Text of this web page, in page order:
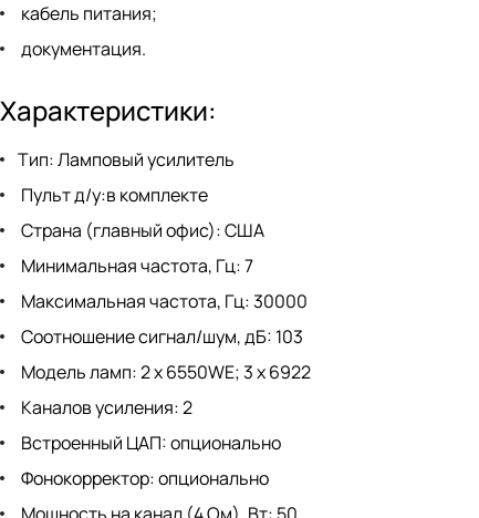
кабель питания;
документация.
Характеристики:
Тип: Ламповый усилитель
Пульт д/у:в комплекте
Страна (главный офис): США
Минимальная частота, Гц: 7
Максимальная частота, Гц: 30000
Соотношение сигнал/шум, дБ: 103
Модель ламп: 2 x 6550WE; 3 x 6922
Каналов усиления: 2
Встроенный ЦАП: опционально
Фонокорректор: опционально